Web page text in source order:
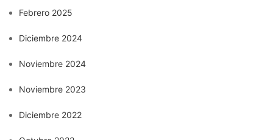
Febrero 2025
Diciembre 2024
Noviembre 2024
Noviembre 2023
Diciembre 2022